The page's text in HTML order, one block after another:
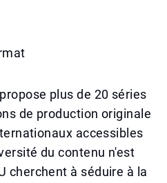
plus de 20 séries
de production originale
accessibles
du contenu n'est
cherchent à séduire à la